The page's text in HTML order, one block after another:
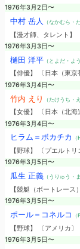
1976年3月2日〜
中村 岳人 （なかむら・
【漫才師、タレント
1976年3月3日〜
樋田 洋平（とよだ・よ
【俳優】 〔日本（東京
1976年3月4日〜
竹内 えり （たけうち・
【女優】 〔日本（北
1976年3月4日〜
ヒラム＝ボカチカ
【野球】 〔プエルトリ
1976年3月5日〜
瓜生 正義（うりゅう・
【競艇（ボートレース
1976年3月5日〜
ポール＝コネルコ
【野球】 〔アメリカ〕
1976年3月5日〜